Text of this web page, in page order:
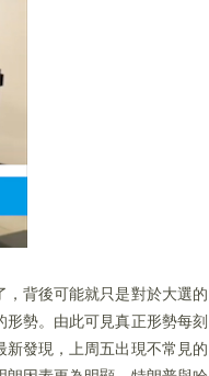
背後可能就只是對於大選的
勢。由此可見真正形勢每刻
發現，上周五出現不常見的